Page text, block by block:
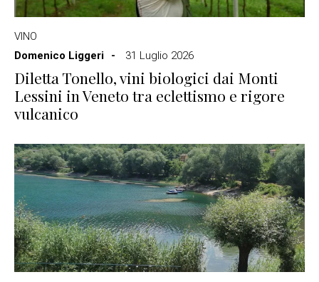
VINO
Domenico Liggeri
31 Luglio 2026
Diletta Tonello, vini biologici dai Monti
Lessini in Veneto tra eclettismo e rigore
vulcanico